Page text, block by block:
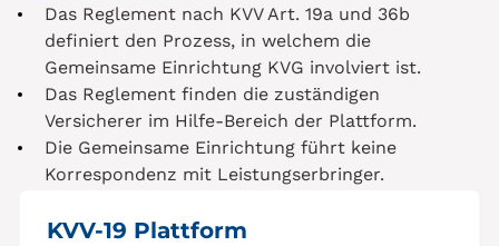
Das Reglement nach KVV Art. 19a und 36b
definiert den Prozess, in welchem die
Gemeinsame Einrichtung KVG involviert ist.
Das Reglement finden die zuständigen
Versicherer im Hilfe-Bereich der Plattform.
Die Gemeinsame Einrichtung führt keine
Korrespondenz mit Leistungserbringer.
KVV-19 Plattform